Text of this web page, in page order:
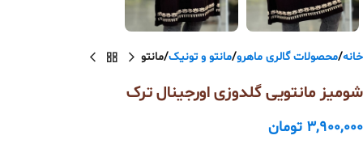
خانه محصولات گالری ماهرو مانتو و تونیک مانتو
شومیز مانتویی گلدوزی اورجینال ترک
3,900,000 تومان